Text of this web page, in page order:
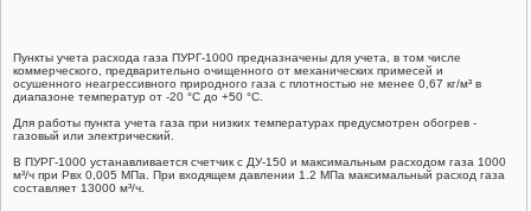
СЧЕТЧИКИ ГАЗА
Пункты учета расхода газа ПУРГ-1000 предназначены для учета, в том числе
коммерческого, предварительно очищенного от механических примесей и
осушенного неагрессивного природного газа с плотностью не менее 0,67 кг/м³ в
диапазоне температур от -20 °С до +50 °С.
Для работы пункта учета газа при низких температурах предусмотрен обогрев -
газовый или электрический.
В ПУРГ-1000 устанавливается счетчик с ДУ-150 и максимальным расходом газа 1000
м³/ч при Рвх 0,005 МПа. При входящем давлении 1.2 МПа максимальный расход газа
составляет 13000 м³/ч.